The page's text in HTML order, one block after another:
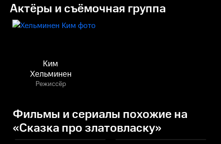
Актёры и съёмочная группа
Ким
Хельминен
Режиссёр
Фильмы и сериалы похожие на
«Сказка про златовласку»